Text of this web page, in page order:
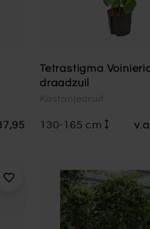
Tetrastigma
draadzuil
Kastanjedruif
130-165 cm